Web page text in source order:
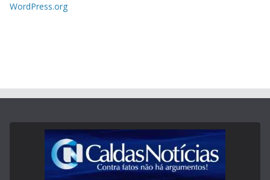
WordPress.org